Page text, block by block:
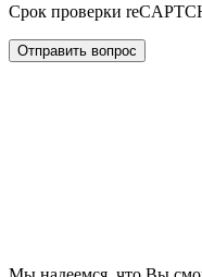
Срок проверки